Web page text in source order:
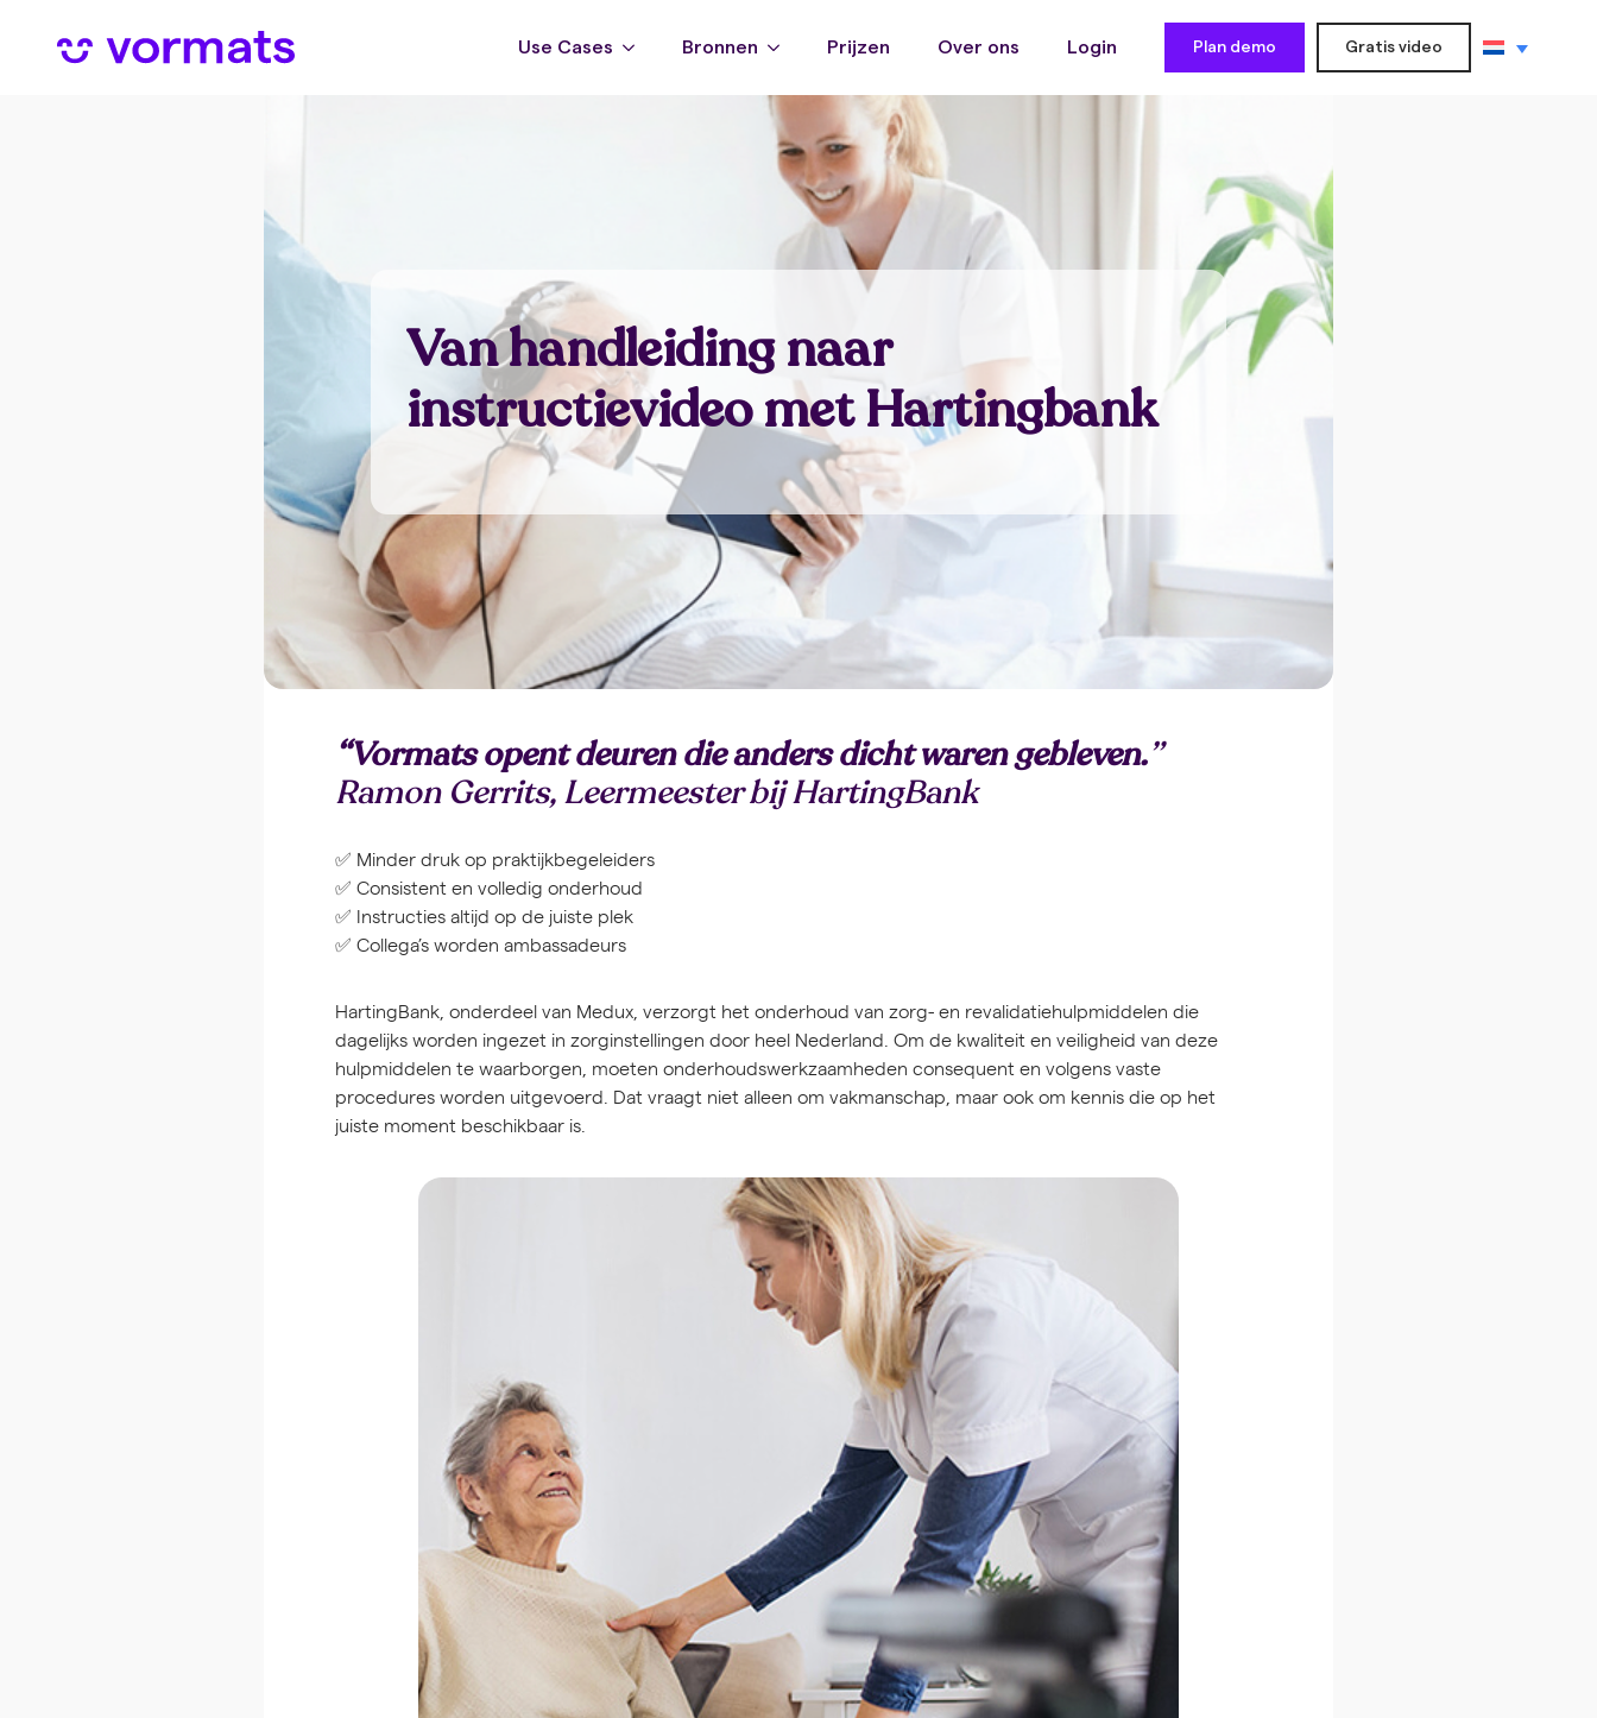
Use Cases Bronnen Prijzen Over ons Login Plan demo Gratis video
Van handleiding naar
instructievideo met Hartingbank
“Vormats opent deuren die anders dicht waren gebleven.”
Ramon Gerrits, Leermeester bij HartingBank
✅ Minder druk op praktijkbegeleiders
✅ Consistent en volledig onderhoud
✅ Instructies altijd op de juiste plek
✅ Collega’s worden ambassadeurs
HartingBank, onderdeel van Medux, verzorgt het onderhoud van zorg- en revalidatiehulpmiddelen die
dagelijks worden ingezet in zorginstellingen door heel Nederland. Om de kwaliteit en veiligheid van deze
hulpmiddelen te waarborgen, moeten onderhoudswerkzaamheden consequent en volgens vaste
procedures worden uitgevoerd. Dat vraagt niet alleen om vakmanschap, maar ook om kennis die op het
juiste moment beschikbaar is.